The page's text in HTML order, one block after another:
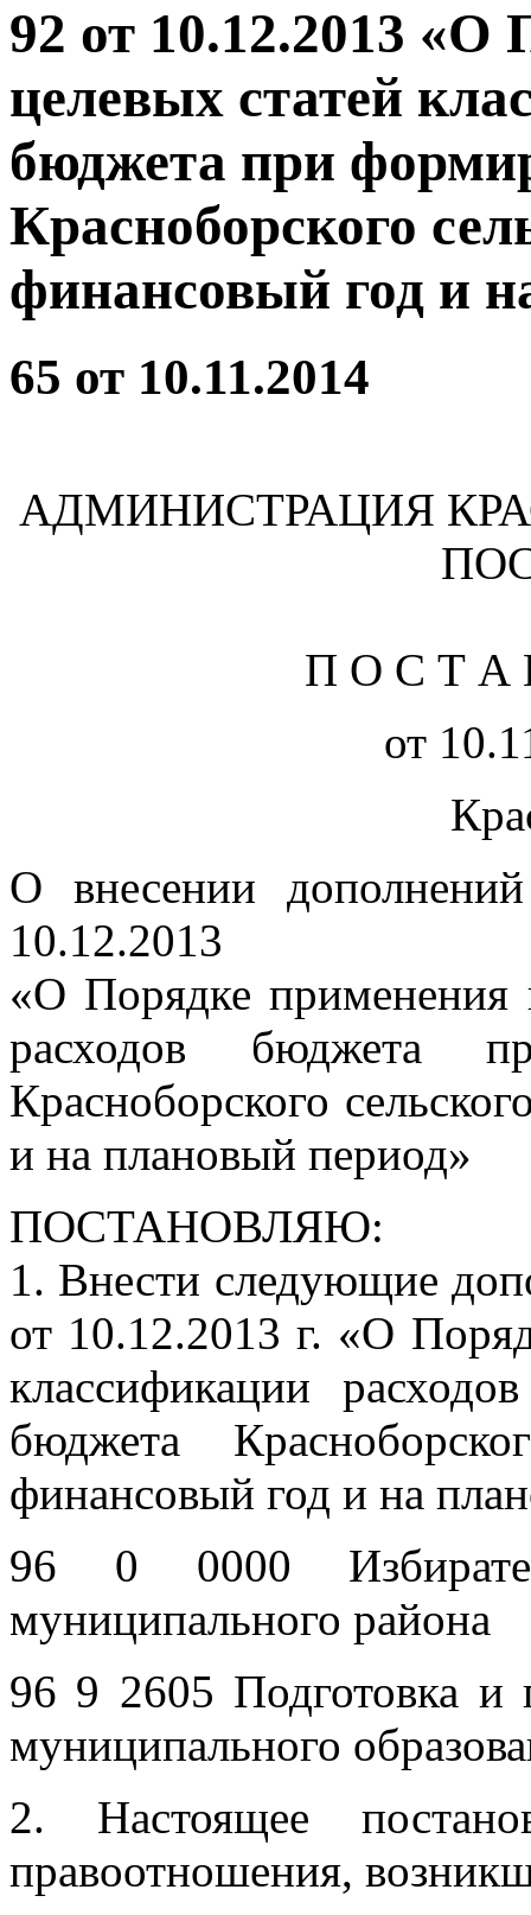
92 от 10.12.2013 «О
целевых статей
бюджета при
Красноборского
финансовый год и
65 от 10.11.2014
АДМИНИСТРАЦИЯ
П О С Т А
от
О внесении
10.12.2013
«О Порядке применения
расходов бюджета
Красноборского
и на плановый период»
ПОСТАНОВЛЯЮ:
1. Внести следующие
от 10.12.2013 г. «О
классификации
бюджета
финансовый год и на
96 0 0000
муниципального района
96 9 2605 Подготовка и
муниципального
2. Настоящее
правоотношения,